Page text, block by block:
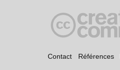
Contact Références